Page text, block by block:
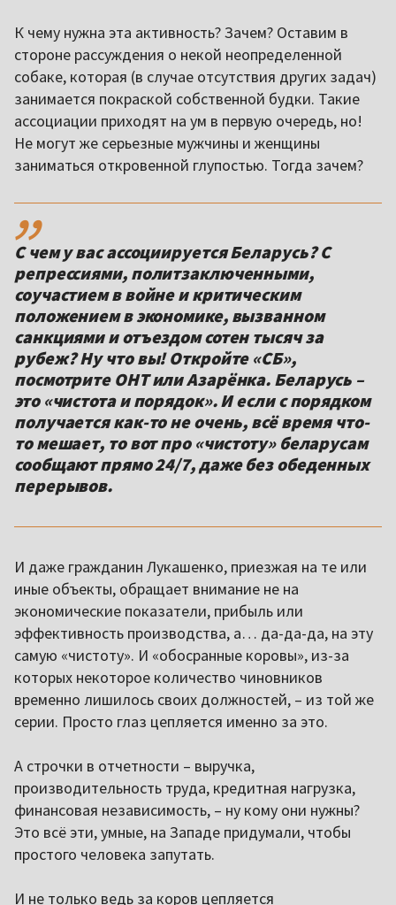
К чему нужна эта активность? Зачем? Оставим в
стороне рассуждения о некой неопределенной
собаке, которая (в случае отсутствия других задач)
занимается покраской собственной будки. Такие
ассоциации приходят на ум в первую очередь, но!
Не могут же серьезные мужчины и женщины
заниматься откровенной глупостью. Тогда зачем?
,,
С чем у вас ассоциируется Беларусь? С
репрессиями, политзаключенными,
соучастием в войне и критическим
положением в экономике, вызванном
санкциями и отъездом сотен тысяч за
рубеж? Ну что вы! Откройте «СБ»,
посмотрите ОНТ или Азарёнка. Беларусь –
это «чистота и порядок». И если с порядком
получается как-то не очень, всё время что-
то мешает, то вот про «чистоту» беларусам
сообщают прямо 24/7, даже без обеденных
перерывов.
И даже гражданин Лукашенко, приезжая на те или
иные объекты, обращает внимание не на
экономические показатели, прибыль или
эффективность производства, а… да-да-да, на эту
самую «чистоту». И «обосранные коровы», из-за
которых некоторое количество чиновников
временно лишилось своих должностей, – из той же
серии. Просто глаз цепляется именно за это.
А строчки в отчетности – выручка,
производительность труда, кредитная нагрузка,
финансовая независимость, – ну кому они нужны?
Это всё эти, умные, на Западе придумали, чтобы
простого человека запутать.
И не только ведь за коров цепляется